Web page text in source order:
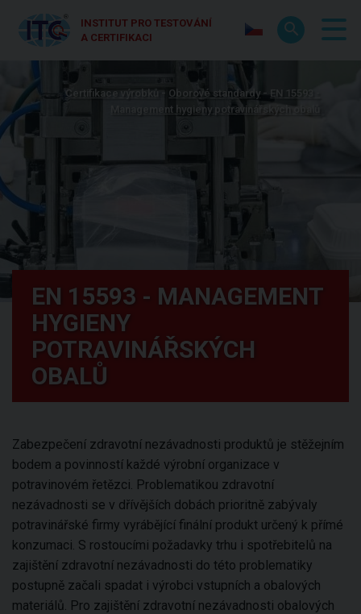
INSTITUT PRO TESTOVÁNÍ
A CERTIFIKACI
Certifikace výrobků Oborové standardy
EN 15593 -
Management hygieny potravinářských obalů
EN 15593 - MANAGEMENT
HYGIENY
POTRAVINÁŘSKÝCH
OBALŮ
Zabezpečení zdravotní nezávadnosti produktů je stěžejním
bodem a povinností každé výrobní organizace v
potravinovém řetězci. Problematikou zdravotní
nezávadnosti se v dřívějších dobách prioritně zabývaly
potravinářské firmy vyrábějící finální produkt určený k přímé
konzumaci. S rostoucími požadavky trhu i spotřebitelů na
zajištění zdravotní nezávadnosti do této problematiky
postupně začali spadat i výrobci vstupních a obalových
materiálů. Pro zajištění zdravotní nezávadnosti obalových